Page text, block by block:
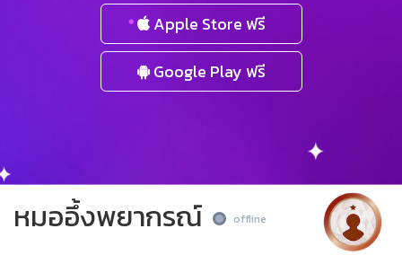
Apple Store ฟรี
Google Play ฟรี
หมออึ้งพยากรณ์​ offline